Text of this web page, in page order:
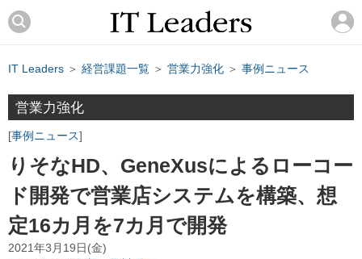
IT Leaders ＞ 経営課題一覧 ＞ 営業力強化 ＞ 事例ニュース
営業力強化
事例ニュース
りそなHD、GeneXusによるローコー
ド開発で営業店システムを構築、想
定16カ月を7カ月で開発
2021年3月19日(金)